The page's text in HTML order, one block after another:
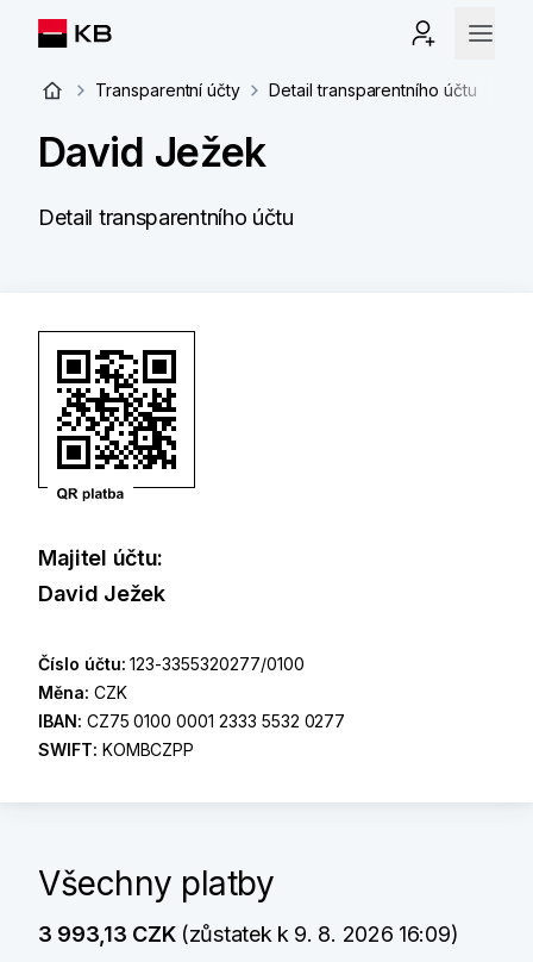
Transparentní účty Detail transparentního účtu
David Ježek
Detail transparentního účtu
Majitel účtu:
David Ježek
Číslo účtu:123-3355320277/0100
Měna: CZK
IBAN: CZ75 0100 0001 2333 5532 0277
SWIFT: KOMBCZPP
Všechny platby
3 993,13 CZK(zůstatek k 9. 8. 2026 16:09)